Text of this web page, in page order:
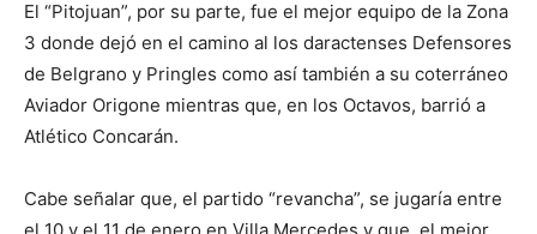
El “Pitojuan”, por su parte, fue el mejor equipo de la Zona
3 donde dejó en el camino al los daractenses Defensores
de Belgrano y Pringles como así también a su coterráneo
Aviador Origone mientras que, en los Octavos, barrió a
Atlético Concarán.
Cabe señalar que, el partido “revancha”, se jugaría entre